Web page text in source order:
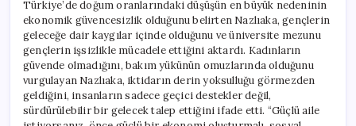
Türkiye’de doğum oranlarındaki düşüşün en büyük nedeninin
ekonomik güvencesizlik olduğunu belirten Nazlıaka, gençlerin
geleceğe dair kaygılar içinde olduğunu ve üniversite mezunu
gençlerin işsizlikle mücadele ettiğini aktardı. Kadınların
güvende olmadığını, bakım yükünün omuzlarında olduğunu
vurgulayan Nazlıaka, iktidarın derin yoksulluğu görmezden
geldiğini, insanların sadece geçici destekler değil,
sürdürülebilir bir gelecek talep ettiğini ifade etti. “Güçlü aile